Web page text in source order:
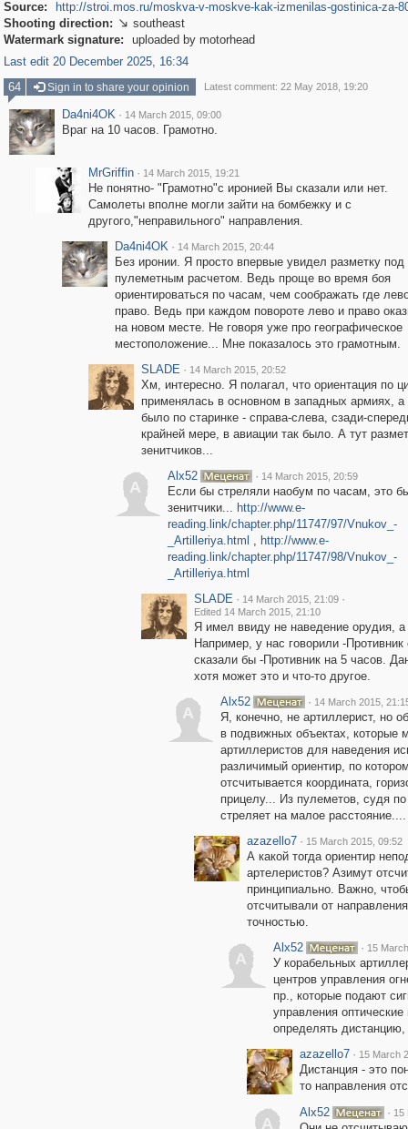
Source:
http://stroi.mos.ru/moskva-v-moskve-kak-izmenilas-gostinica-za-
Shooting direction:  southeast
Watermark signature:
uploaded by motorhead
Last edit 20 December 2025, 16:34
64
Sign in to share your opinion Latest comment: 22 May 2018, 19:20
Da4ni4OK · 14 March 2015, 09:00
Враг на 10 часов. Грамотно.
MrGriffin · 14 March 2015, 19:21
Не понятно- "Грамотно"с иронией Вы сказали или нет.
Самолеты вполне могли зайти на бомбежку и с
другого,"неправильного" направления.
Da4ni4OK · 14 March 2015, 20:44
Без иронии. Я просто впервые увидел разметку под
пулеметным расчетом. Ведь проще во время боя
ориентироваться по часам, чем соображать где
право. Ведь при каждом повороте лево и право
на новом месте. Не говоря уже про географическое
местоположение... Мне показалось это грамотным.
SLADE · 14 March 2015, 20:52
Хм, интересно. Я полагал, что ориентация по
применялась в основном в западных армиях, а
было по старинке - справа-слева, сзади-
крайней мере, в авиации так было. А тут
зенитчиков...
A
Alx52 · 14 March 2015, 20:59
Если бы стреляли наобум по часам, это
зенитчики... http://www.e-
reading.link/chapter.php/11747/97/Vnukov_-
_Artilleriya.html , http://www.e-
reading.link/chapter.php/11747/98/Vnukov_-
_Artilleriya.html
SLADE · 14 March 2015, 21:09 ·
Edited 14 March 2015, 21:10
Я имел ввиду не наведение орудия, а
Например, у нас говорили -
сказали бы -Противник на 5 часов.
хотя может это и что-то другое.
A
Alx52 · 14 March 2015,
Я, конечно, не артиллерист, но
в подвижных объектах, которые
артиллеристов для наведения
различимый ориентир, по
отсчитывается координата,
прицелу... Из пулеметов, судя
стреляет на малое расстояние....
azazello7 · 15 March 2015, 09:52
А какой тогда ориентир
артелеристов? Азимут
принципиально. Важно,
отсчитывали от
точностью.
A
Alx52 · 15
У корабельных
центров управления
пр., которые подают
управления
определять
azazello7 · 15 March
Дистанция - это
то направления
A
Alx52 · 15